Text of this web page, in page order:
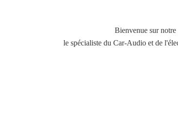
Bienvenue sur
le spécialiste du Car-Audio et de